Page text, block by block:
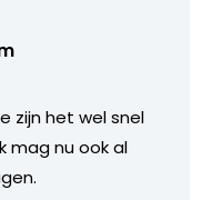
zijn het wel snel
mag nu ook al